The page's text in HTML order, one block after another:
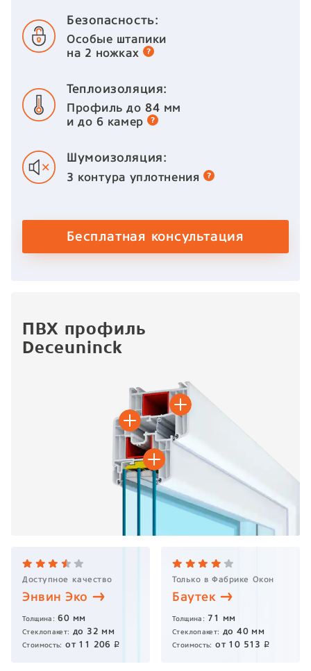
Безопасность:
Особые штапики
на 2 ножках
Теплоизоляция:
Профиль до 84 мм
и до 6 камер
Шумоизоляция:
3 контура уплотнения
Бесплатная консультация
Доступное качество
ЭнвинЭко
Толщина: 60 мм
Стеклопакет: до 32 мм
Стоимость: от 11 206 p
Только в Фабрике Окон
Баутек
Толщина: 71 мм
Стеклопакет: до40мм
Стоимость: от 10 513 p
ПВХ профиль
Deceuninck